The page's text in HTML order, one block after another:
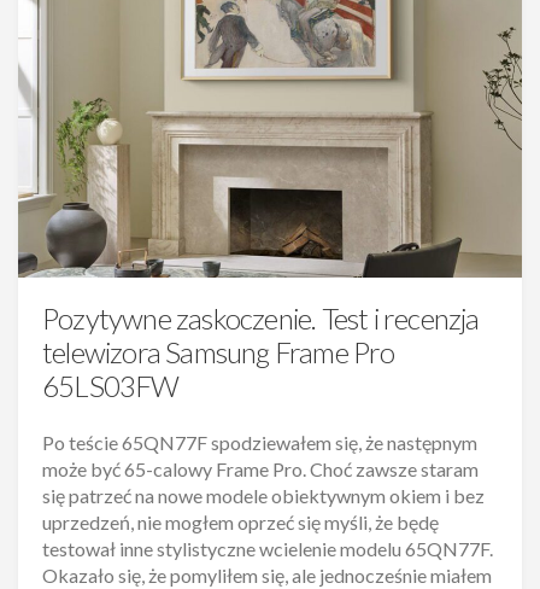
Pozytywne zaskoczenie. Test i recenzja
telewizora Samsung Frame Pro
65LS03FW
Po teście 65QN77F spodziewałem się, że następnym
może być 65-calowy Frame Pro. Choć zawsze staram
się patrzeć na nowe modele obiektywnym okiem i bez
uprzedzeń, nie mogłem oprzeć się myśli, że będę
testował inne stylistyczne wcielenie modelu 65QN77F.
Okazało się, że pomyliłem się, ale jednocześnie miałem